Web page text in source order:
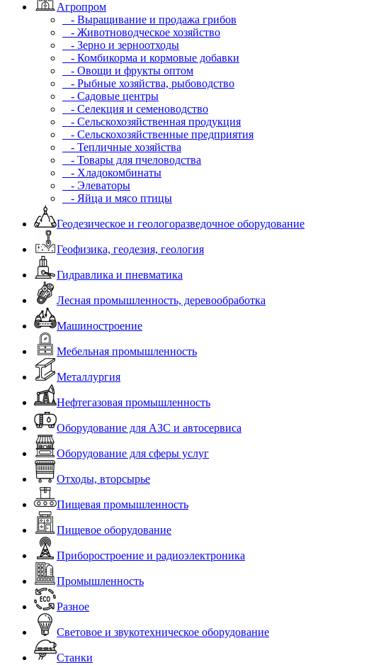
Агропром
- Выращивание и продажа грибов
- Животноводческое хозяйство
- Зерно и зерноотходы
- Комбикорма и кормовые добавки
- Овощи и фрукты оптом
- Рыбные хозяйства, рыбоводство
- Садовые центры
- Селекция и семеноводство
- Сельскохозяйственная продукция
- Сельскохозяйственные предприятия
- Тепличные хозяйства
- Товары для пчеловодства
- Хладокомбинаты
- Элеваторы
- Яйца и мясо птицы
Геодезическое и геологоразведочное оборудование
Геофизика, геодезия, геология
Гидравлика и пневматика
Лесная промышленность, деревообработка
Машиностроение
Мебельная промышленность
Металлургия
Нефтегазовая промышленность
Оборудование для АЗС и автосервиса
Оборудование для сферы услуг
Отходы, вторсырье
Пищевая промышленность
Пищевое оборудование
Приборостроение и радиоэлектроника
Промышленность
Разное
Световое и звукотехническое оборудование
Станки